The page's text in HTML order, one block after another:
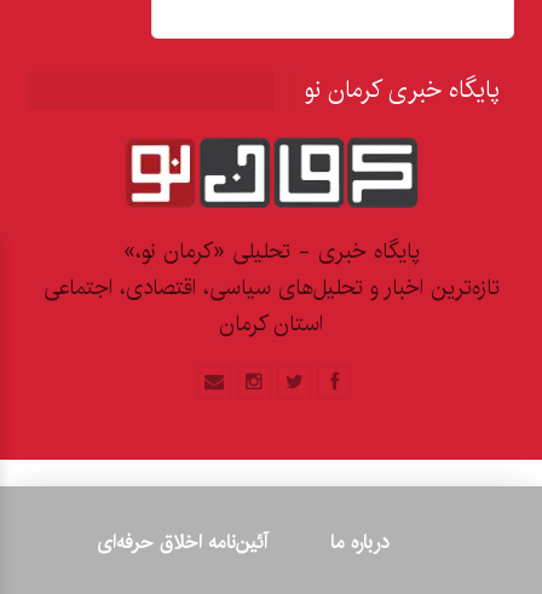
پایگاه خبری کرمان نو
پایگاه خبری - تحلیلی «کرمان نو،»
تازه‌ترین اخبار و تحلیل‌های سیاسی، اقتصادی، اجتماعی
استان کرمان
درباره ما
آئین‌نامه اخلاق حرفه‌ای